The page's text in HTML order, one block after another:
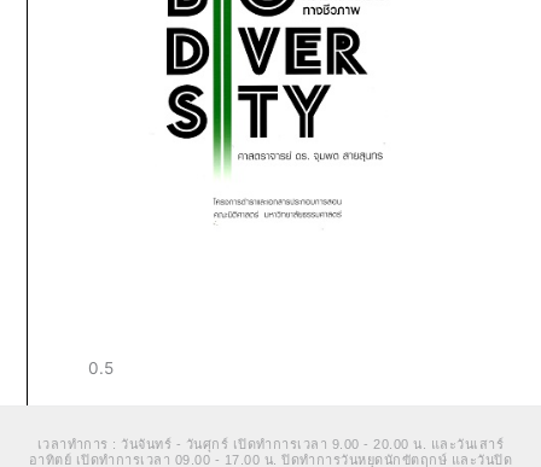
เวลาทำการ : วันจันทร์ - วันศุกร์ เปิดทำการเวลา 9.00 - 20.00 น. และวันเสาร์
อาทิตย์ เปิดทำการเวลา 09.00 - 17.00 น. ปิดทำการวันหยุดนักขัตฤกษ์ และวันปิด